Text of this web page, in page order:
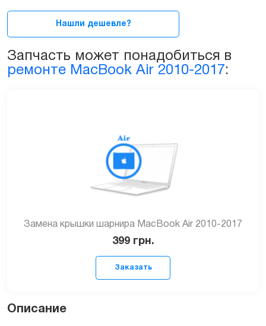
Air
A1369
quantity
Нашли дешевле?
Запчасть может понадобиться в
ремонте MacBook Air 2010-2017:
Замена крышки шарнира MacBook Air 2010-2017
399 грн.
Описание